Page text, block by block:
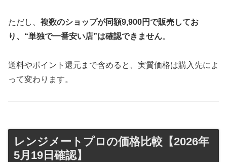
ただし、 複数のショップが同額9,900円で販売してお
り、“単独で一番安い店”は確認できません。
送料やポイント還元まで含めると、実質価格は購入先によ
って変わります。
レンジメートプロの価格比較【2026年
5月19日確認】